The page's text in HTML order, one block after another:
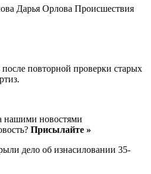
Дарья Орлова Происшествия
после повторной проверки старых
нашими новостями
Присылайте »
дело об изнасиловании 35-